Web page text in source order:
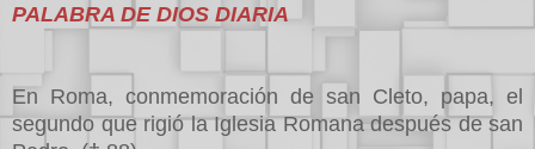
PALABRA DE DIOS DIARIA
En Roma, conmemoración de san Cleto, papa, el
segundo que rigió la Iglesia Romana después de san